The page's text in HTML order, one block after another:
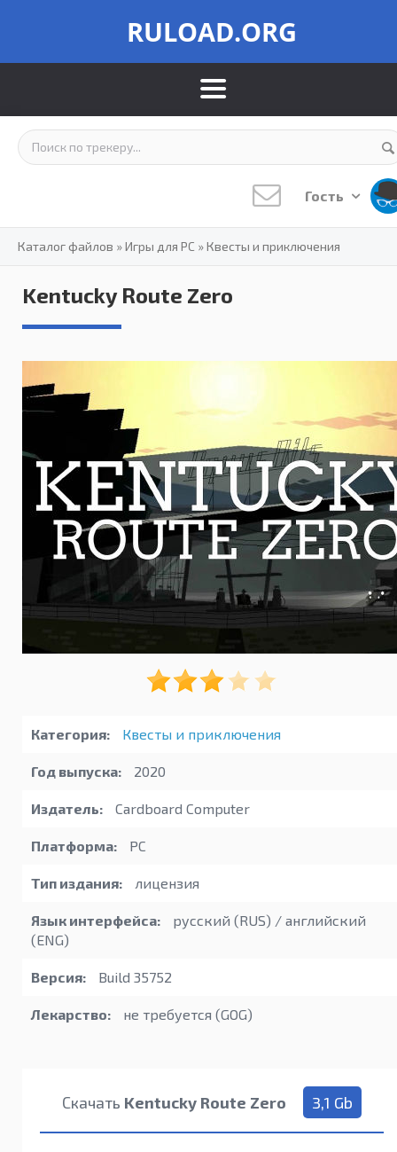
RULOAD.ORG
Гость
Каталог файлов »Игры для PC »Квесты и приключения
Kentucky Route Zero
Категория: Квесты и приключения
Год выпуска: 2020
Издатель: Cardboard Computer
Платформа: PC
Тип издания: лицензия
Язык интерфейса:
русский (RUS) / английский
(ENG)
Версия: Build 35752
Лекарство: не требуется (GOG)
Скачать Kentucky Route Zero 3,1 Gb